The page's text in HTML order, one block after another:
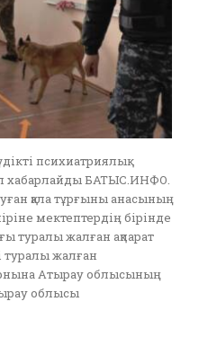
психиатриялық
хабарлайды БАТЫС.ИНФО.
қала тұрғыны анасының
мектептердің бірінде
туралы жалған ақпарат
туралы жалған
Атырау облысының
облысы